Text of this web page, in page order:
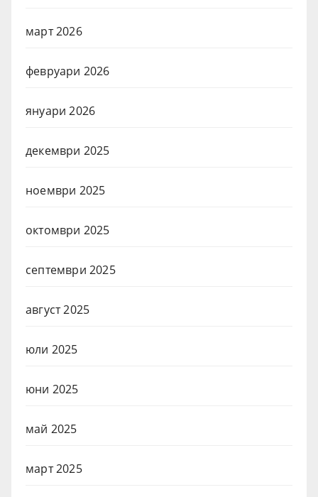
март 2026
февруари 2026
януари 2026
декември 2025
ноември 2025
октомври 2025
септември 2025
август 2025
юли 2025
юни 2025
май 2025
март 2025